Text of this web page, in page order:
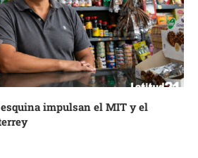
impulsan el MIT y el